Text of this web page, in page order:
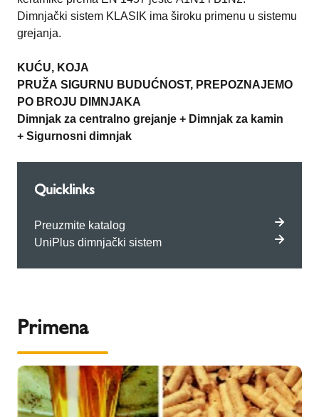
Dimnjački sistem KLASIK ima široku primenu u sistemu
grejanja.
KUĆU, KOJA
PRUŽA SIGURNU BUDUĆNOST, PREPOZNAJEMO
PO BROJU DIMNJAKA
Dimnjak za centralno grejanje + Dimnjak za kamin
+ Sigurnosni dimnjak
Quicklinks
Preuzmite katalog
UniPlus dimnjački sistem
Primena